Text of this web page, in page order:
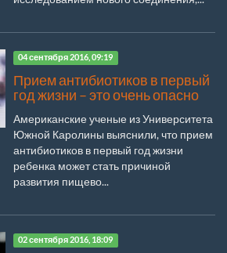
04 сентября 2016, 09:19
Прием антибиотиков в первый
год жизни – это очень опасно
Американские ученые из Университета
Южной Каролины выяснили, что прием
антибиотиков в первый год жизни
ребенка может стать причиной
развития пищево...
02 сентября 2016, 18:09